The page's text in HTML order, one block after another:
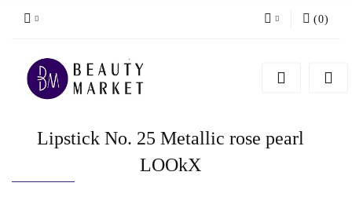
Zarejestruj się
(0)
Lipstick No. 25 Metallic rose pearl
LOOkX